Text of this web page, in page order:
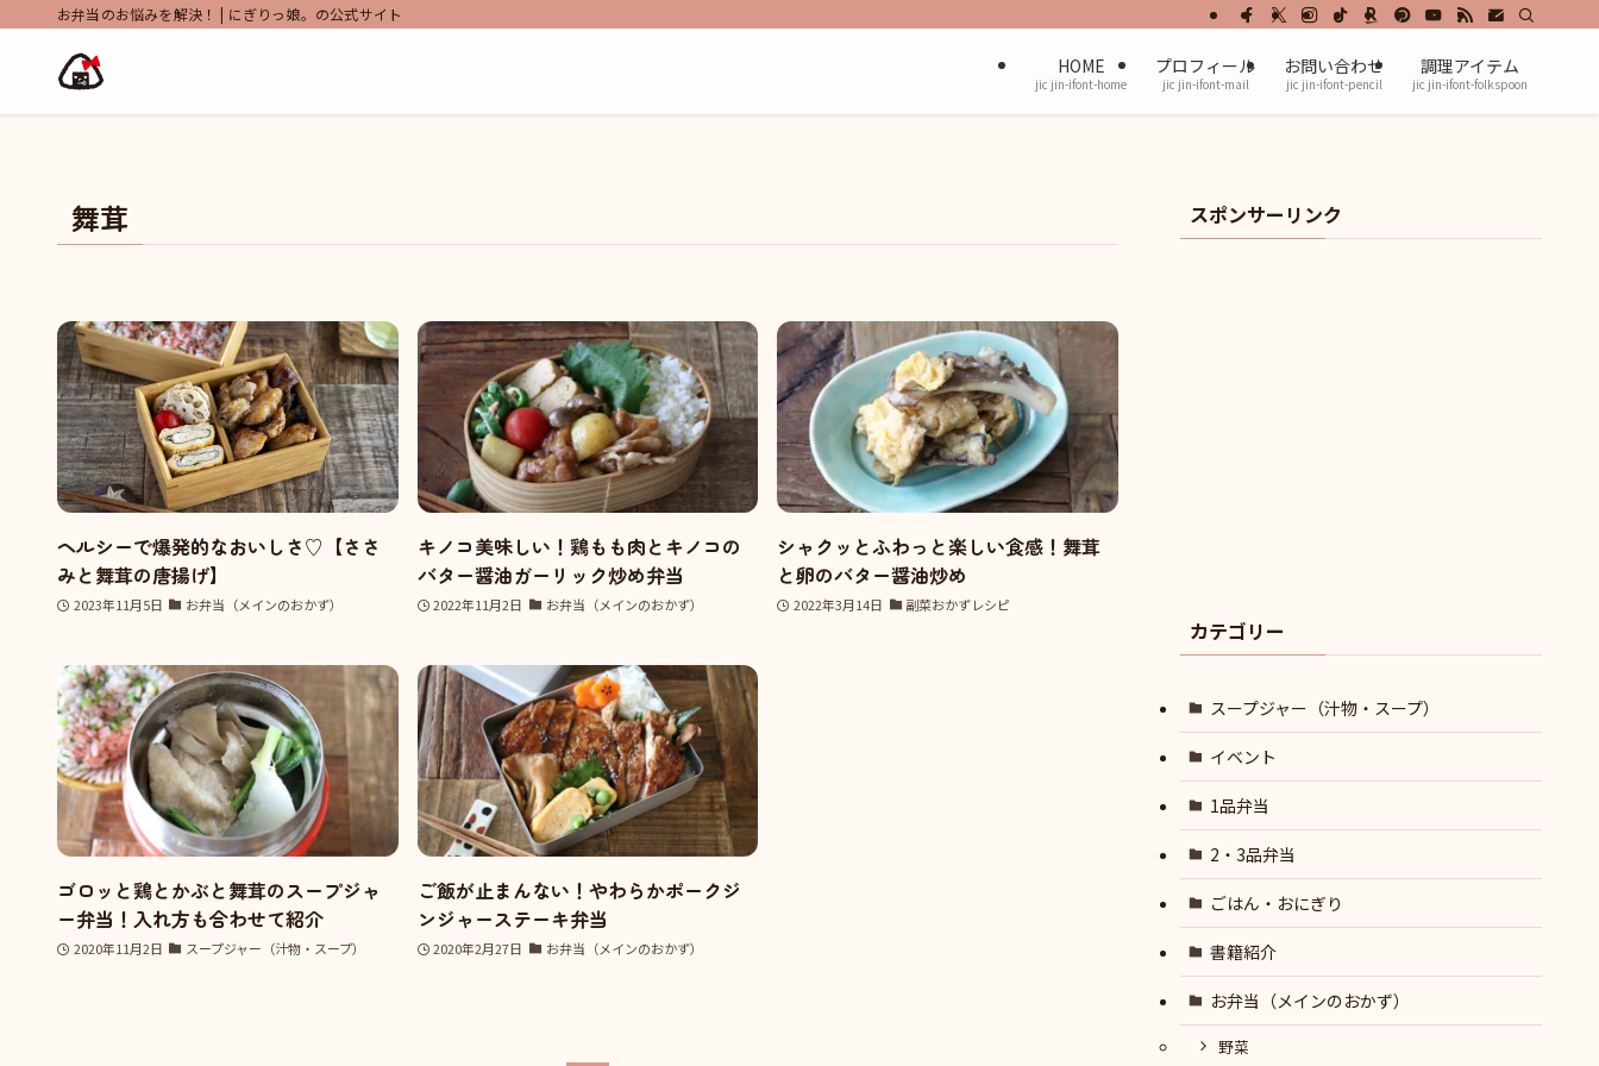
お弁当のお悩みを解決！ | にぎりっ娘。の公式サイト
HOME
jic jin-ifont-home
プロフィール
jic jin-ifont-mail
お問い合わせ
jic jin-ifont-pencil
調理アイテム
jic jin-ifont-folkspoon
舞茸
ヘルシーで爆発的なおいしさ♡【ささ
みと舞茸の唐揚げ】
2023年11月5日 お弁当（メインのおかず）
キノコ美味しい！鶏もも肉とキノコの
バター醤油ガーリック炒め弁当
2022年11月2日 お弁当（メインのおかず）
シャクッとふわっと楽しい食感！舞茸
と卵のバター醤油炒め
2022年3月14日 副菜おかずレシピ
ゴロッと鶏とかぶと舞茸のスープジャ
ー弁当！入れ方も合わせて紹介
2020年11月2日 スープジャー（汁物・スープ）
ご飯が止まんない！やわらかポークジ
ンジャーステーキ弁当
2020年2月27日 お弁当（メインのおかず）
スポンサーリンク
カテゴリー
スープジャー（汁物・スープ）
イベント
1品弁当
2・3品弁当
ごはん・おにぎり
書籍紹介
お弁当（メインのおかず）
野菜